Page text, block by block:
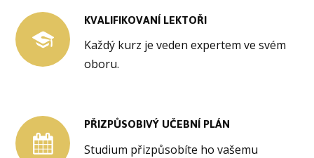
KVALIFIKOVANÍ LEKTOŘI
Každý kurz je veden expertem ve svém
oboru.
PŘIZPŮSOBIVÝ UČEBNÍ PLÁN
Studium přizpůsobíte ho vašemu